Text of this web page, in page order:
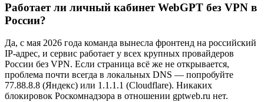
Работает ли личный кабинет WebGPT без VPN в
России?
Да, с мая 2026 года команда вынесла фронтенд на российский
IP-адрес, и сервис работает у всех крупных провайдеров
России без VPN. Если страница всё же не открывается,
проблема почти всегда в локальных DNS — попробуйте
77.88.8.8 (Яндекс) или 1.1.1.1 (Cloudflare). Никаких
блокировок Роскомнадзора в отношении gptweb.ru нет.